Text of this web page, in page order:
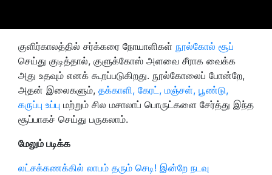
குளிர்காலத்தில் சர்க்கரை நோயாளிகள் நூல்கோல் சூப்
செய்து குடித்தால், குளுக்கோஸ் அளவை சீராக வைக்க
அது உதவும் எனக் கூறப்படுகிறது. நூல்கோலைப் போன்றே,
அதன் இலைகளும், தக்காளி, கேரட், மஞ்சள், பூண்டு,
கருப்பு உப்பு மற்றும் சில மசாலாப் பொருட்களை சேர்த்து இந்த
சூப்பாகச் செய்து பருகலாம்.
மேலும் படிக்க
லட்சக்கணக்கில் லாபம் தரும் செடி! இன்றே நடவு